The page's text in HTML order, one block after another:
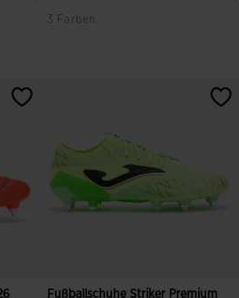
3 Farben
3,6 von 5 Kundenbewertungen
Fußballschuhe Striker Premium